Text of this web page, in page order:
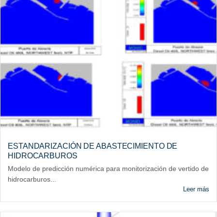
ESTANDARIZACIÓN DE ABASTECIMIENTO DE
HIDROCARBUROS
Modelo de predicción numérica para monitorización de vertido de
hidrocarburos...
Leer más